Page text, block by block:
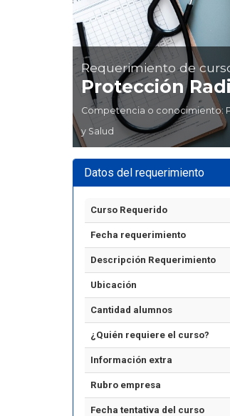
Requerimiento de
Protección
Competencia o conocimiento:
y Salud
Datos del requerimiento
Curso Requerido
Fecha requerimiento
Descripción Requerimiento
Ubicación
Cantidad alumnos
¿Quién requiere el curso?
Información extra
Rubro empresa
Fecha tentativa del curso